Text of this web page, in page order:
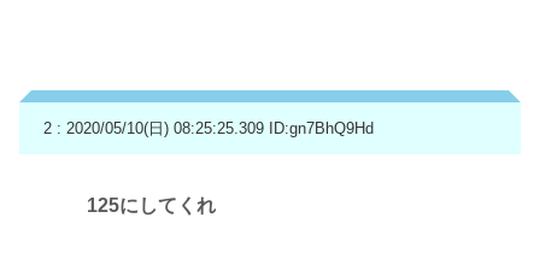
2 : 2020/05/10(日) 08:25:25.309 ID:gn7BhQ9Hd
125にしてくれ